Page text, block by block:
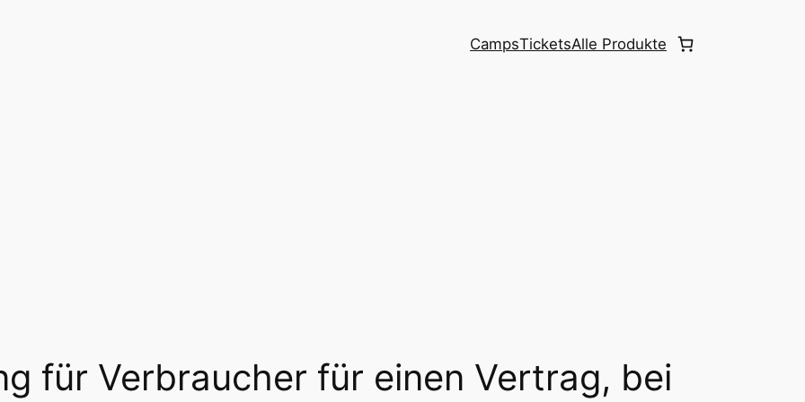
CampsTicketsAlle Produkte
für Verbraucher für einen Vertrag, bei